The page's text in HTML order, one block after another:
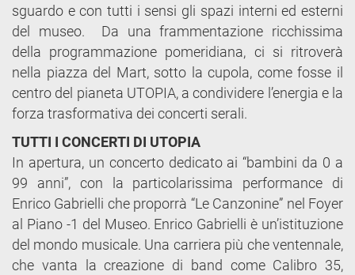
sguardo e con tutti i sensi gli spazi interni ed esterni
del museo. Da una frammentazione ricchissima
della programmazione pomeridiana, ci si ritroverà
nella piazza del Mart, sotto la cupola, come fosse il
centro del pianeta UTOPIA, a condividere l’energia e la
forza trasformativa dei concerti serali.
TUTTI I CONCERTI DI UTOPIA
In apertura, un concerto dedicato ai “bambini da 0 a
99 anni”, con la particolarissima performance di
Enrico Gabrielli che proporrà “Le Canzonine” nel Foyer
al Piano -1 del Museo. Enrico Gabrielli è un’istituzione
del mondo musicale. Una carriera più che ventennale,
che vanta la creazione di band come Calibro 35,